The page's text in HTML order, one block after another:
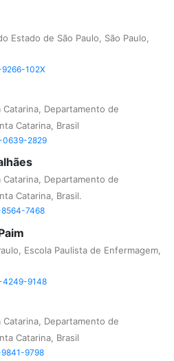
Estado de São Paulo, São Paulo,
102X
Departamento de
Catarina, Brasil
2829
Departamento de
Catarina, Brasil.
7468
Escola Paulista de Enfermagem,
9148
Departamento de
Catarina, Brasil
9798